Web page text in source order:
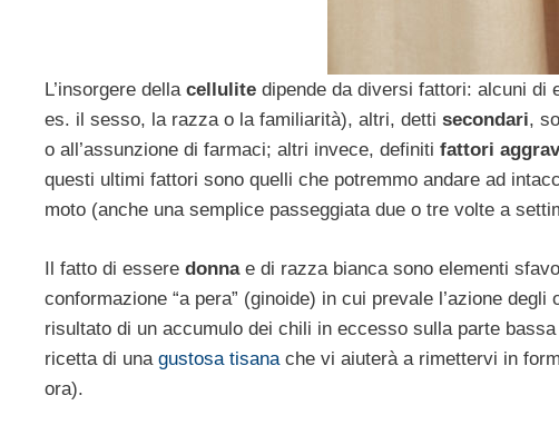
L’insorgere della cellulite dipende da diversi fattori: alcuni di
es. il sesso, la razza o la familiarità), altri, detti secondari,
o all’assunzione di farmaci; altri invece, definiti fattori
questi ultimi fattori sono quelli che potremmo andare ad
moto (anche una semplice passeggiata due o tre volte a
Il fatto di essere donnae di razza bianca sono elementi
conformazione “a pera” (ginoide) in cui prevale l’azione
risultato di un accumulo dei chili in eccesso sulla parte
ricetta di una gustosa tisana che vi aiuterà a rimettervi in
ora).